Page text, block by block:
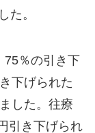
た。
75％の引き下
下げられた
した。往療
引き下げられ